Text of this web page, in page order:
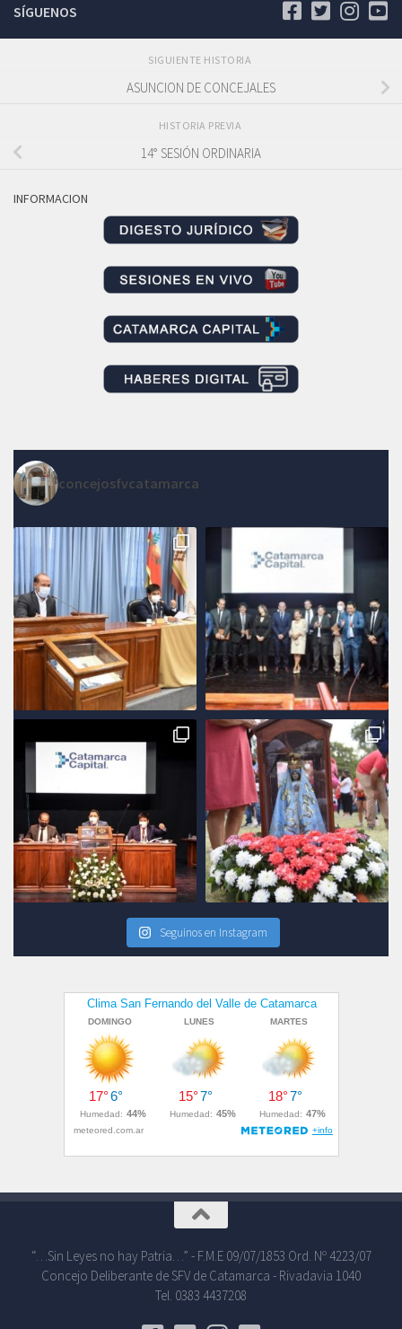
SÍGUENOS
SIGUIENTE HISTORIA
ASUNCION DE CONCEJALES
HISTORIA PREVIA
14° SESIÓN ORDINARIA
INFORMACION
concejosfvcatamarca
Seguinos en Instagram
“…Sin Leyes no hay Patria…” - F.M.E 09/07/1853 Ord. Nº 4223/07
Concejo Deliberante de SFV de Catamarca - Rivadavia 1040
Tel. 0383 4437208